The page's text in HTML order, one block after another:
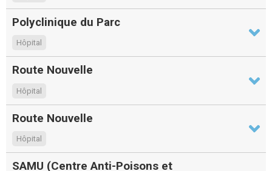
Polyclinique du Parc
Hôpital
Route Nouvelle
Hôpital
Route Nouvelle
Hôpital
SAMU (Centre Anti-Poisons et